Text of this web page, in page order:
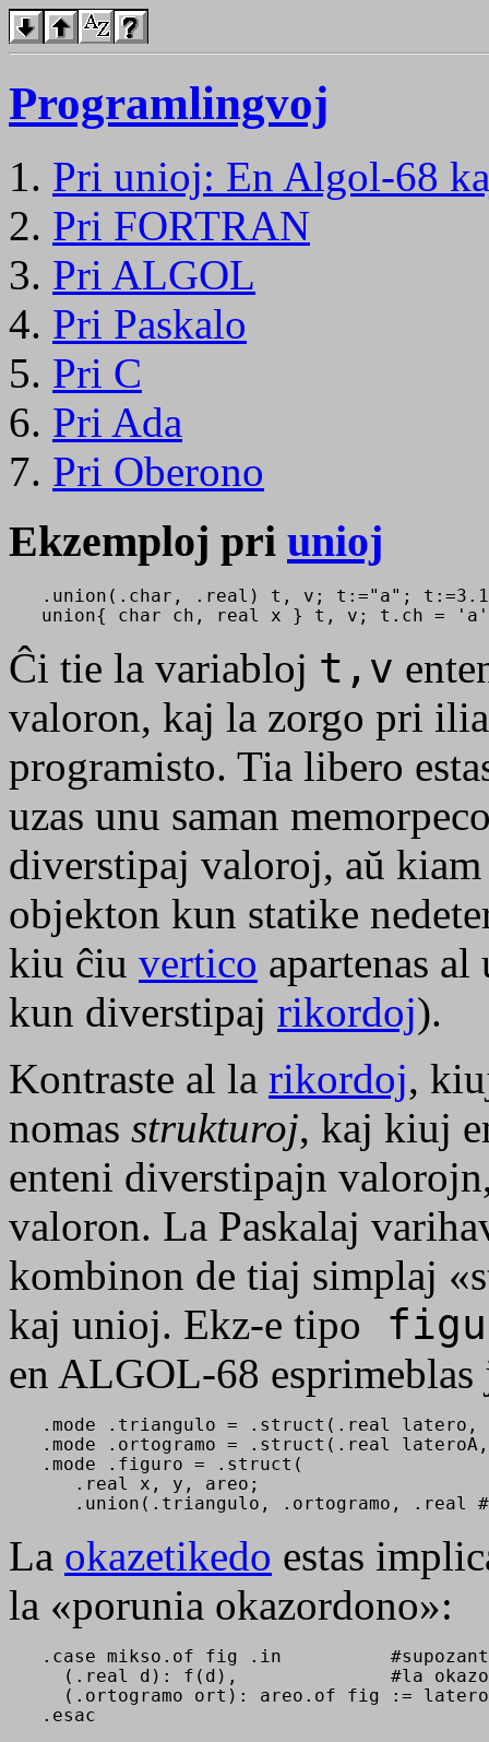
Programlingvoj
Pri unioj: En Algol-68
Pri FORTRAN
Pri ALGOL
Pri Paskalo
Pri C
Pri Ada
Pri Oberono
Ekzemploj pri unioj
.union(.char, .real) t, v; t:="a";
Ĉi tie la variabloj t,v
valoron, kaj la zorgo pri
programisto. Tia libero
uzas unu saman
diverstipaj valoroj, aŭ
objekton kun statike
kiu ĉiu vertico apartenas
kun diverstipaj rikordoj).
Kontraste al la rikordoj,
nomas strukturoj, kaj kiuj
enteni diverstipajn
valoron. La Paskalaj
kombinon de tiaj simplaj
kaj unioj. Ekz-e tipo
en ALGOL-68 esprimeblas
.mode .triangulo = .struct(.real
.mode .ortogramo = .struct(.real
   .mode .figuro = .struct(
      .real x, y, areo;
.union(.triangulo, .ortogramo, .real
La okazetikedo estas
la «porunia okazordono»:
.case mikso.of fig .in
(.real d): f(d),              #la
(.ortogramo ort): areo.of fig :=
   .esac